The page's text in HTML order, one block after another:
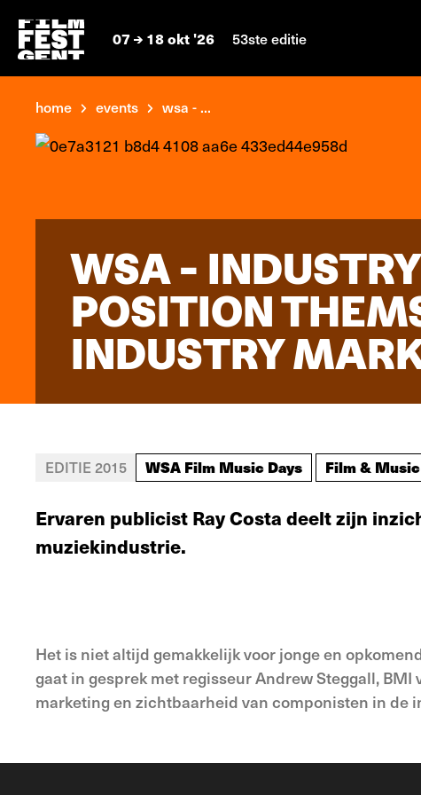
07 18 okt '26 53ste editie
home events wsa - ...
WSA -
POSITION
INDUSTRY
EDITIE 2015 WSA Film Music Days Film & Music
Ervaren publicist Ray Costa deelt zijn
muziekindustrie.
Het is niet altijd gemakkelijk voor jonge en
gaat in gesprek met regisseur Andrew Steggall,
marketing en zichtbaarheid van componisten in de